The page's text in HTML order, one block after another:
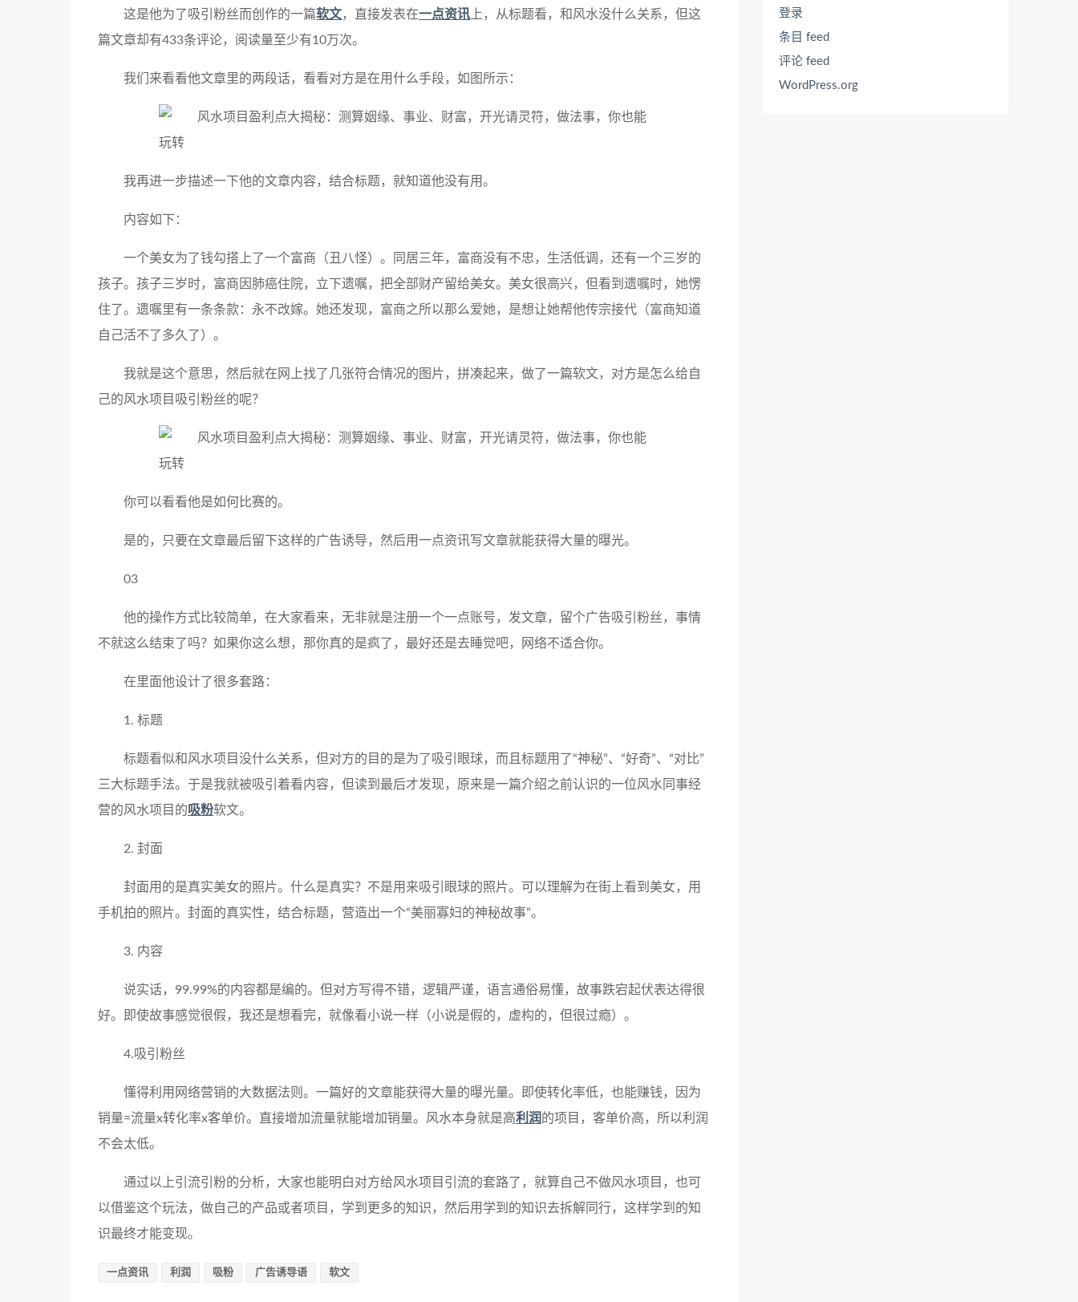
这是他为了吸引粉丝而创作的一篇软文，直接发表在一点资讯 上，从标题看，和风水没什么关系，但这
篇文章却有433条评论，阅读量至少有10万次。
我们来看看他文章里的两段话，看看对方是在用什么手段，如图所示：
我再进一步描述一下他的文章内容，结合标题，就知道他没有用。
内容如下：
一个美女为了钱勾搭上了一个富商（丑八怪）。同居三年，富商没有不忠，生活低调，还有一个三岁的
孩子。孩子三岁时，富商因肺癌住院，立下遗嘱，把全部财产留给美女。美女很高兴，但看到遗嘱时，她愣
住了。遗嘱里有一条条款：永不改嫁。她还发现，富商之所以那么爱她，是想让她帮他传宗接代（富商知道
自己活不了多久了）。
我就是这个意思，然后就在网上找了几张符合情况的图片，拼凑起来，做了一篇软文，对方是怎么给自
己的风水项目吸引粉丝的呢？
你可以看看他是如何比赛的。
是的，只要在文章最后留下这样的广告诱导，然后用一点资讯写文章就能获得大量的曝光。
03
他的操作方式比较简单，在大家看来，无非就是注册一个一点账号，发文章，留个广告吸引粉丝，事情
不就这么结束了吗？如果你这么想，那你真的是疯了，最好还是去睡觉吧，网络不适合你。
在里面他设计了很多套路：
1. 标题
标题看似和风水项目没什么关系，但对方的目的是为了吸引眼球，而且标题用了“神秘”、“好奇”、“对比”
三大标题手法。于是我就被吸引着看内容，但读到最后才发现，原来是一篇介绍之前认识的一位风水同事经
营的风水项目的吸粉软文。
2. 封面
封面用的是真实美女的照片。什么是真实？不是用来吸引眼球的照片。可以理解为在街上看到美女，用
手机拍的照片。封面的真实性，结合标题，营造出一个“美丽寡妇的神秘故事”。
3. 内容
说实话，99.99%的内容都是编的。但对方写得不错，逻辑严谨，语言通俗易懂，故事跌宕起伏表达得很
好。即使故事感觉很假，我还是想看完，就像看小说一样（小说是假的，虚构的，但很过瘾）。
4.吸引粉丝
懂得利用网络营销的大数据法则。一篇好的文章能获得大量的曝光量。即使转化率低，也能赚钱，因为
销量=流量x转化率x客单价。直接增加流量就能增加销量。风水本身就是高利润 的项目，客单价高，所以利润
不会太低。
通过以上引流引粉的分析，大家也能明白对方给风水项目引流的套路了，就算自己不做风水项目，也可
以借鉴这个玩法，做自己的产品或者项目，学到更多的知识，然后用学到的知识去拆解同行，这样学到的知
识最终才能变现。
一点资讯 利润 吸粉 广告诱导语 软文
登录
条目 feed
评论 feed
WordPress.org